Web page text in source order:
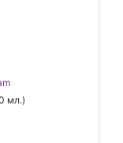
мл.)